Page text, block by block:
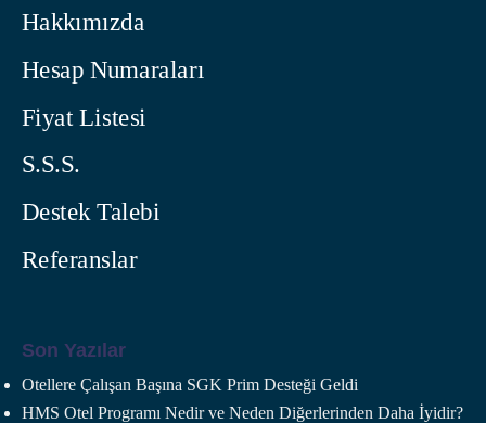
Hakkımızda
Hesap Numaraları
Fiyat Listesi
S.S.S.
Destek Talebi
Referanslar
Son Yazılar
Otellere Çalışan Başına SGK Prim Desteği Geldi
HMS Otel Programı Nedir ve Neden Diğerlerinden Daha İyidir?